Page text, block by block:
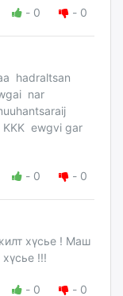
- 0 - 0
hadraltsan
nar
KKK ewgvi gar
- 0 - 0
хүсье ! Маш
!!!
- 0 - 0